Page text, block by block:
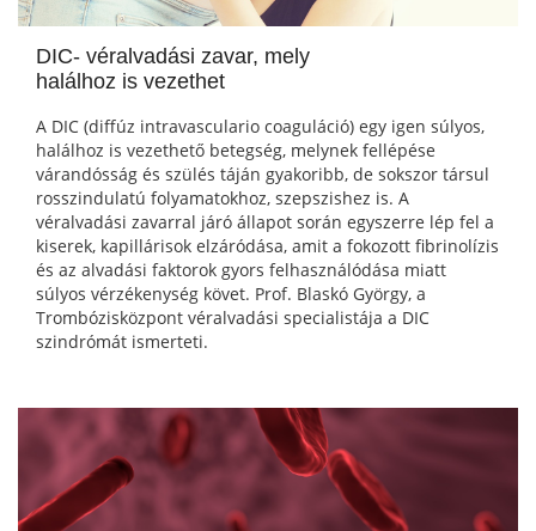
DIC- véralvadási zavar, mely
halálhoz is vezethet
A DIC (diffúz intravasculario coaguláció) egy igen súlyos,
halálhoz is vezethető betegség, melynek fellépése
várandósság és szülés táján gyakoribb, de sokszor társul
rosszindulatú folyamatokhoz, szepszishez is. A
véralvadási zavarral járó állapot során egyszerre lép fel a
kiserek, kapillárisok elzáródása, amit a fokozott fibrinolízis
és az alvadási faktorok gyors felhasználódása miatt
súlyos vérzékenység követ. Prof. Blaskó György, a
Trombózisközpont véralvadási specialistája a DIC
szindrómát ismerteti.